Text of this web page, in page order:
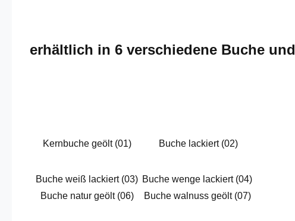
erhältlich in 6 verschiedene Buche
Kernbuche geölt (01) Buche lackiert (02)
Buche weiß lackiert (03) Buche wenge lackiert (04)
Buche natur geölt (06)
Buche walnuss geölt (07)